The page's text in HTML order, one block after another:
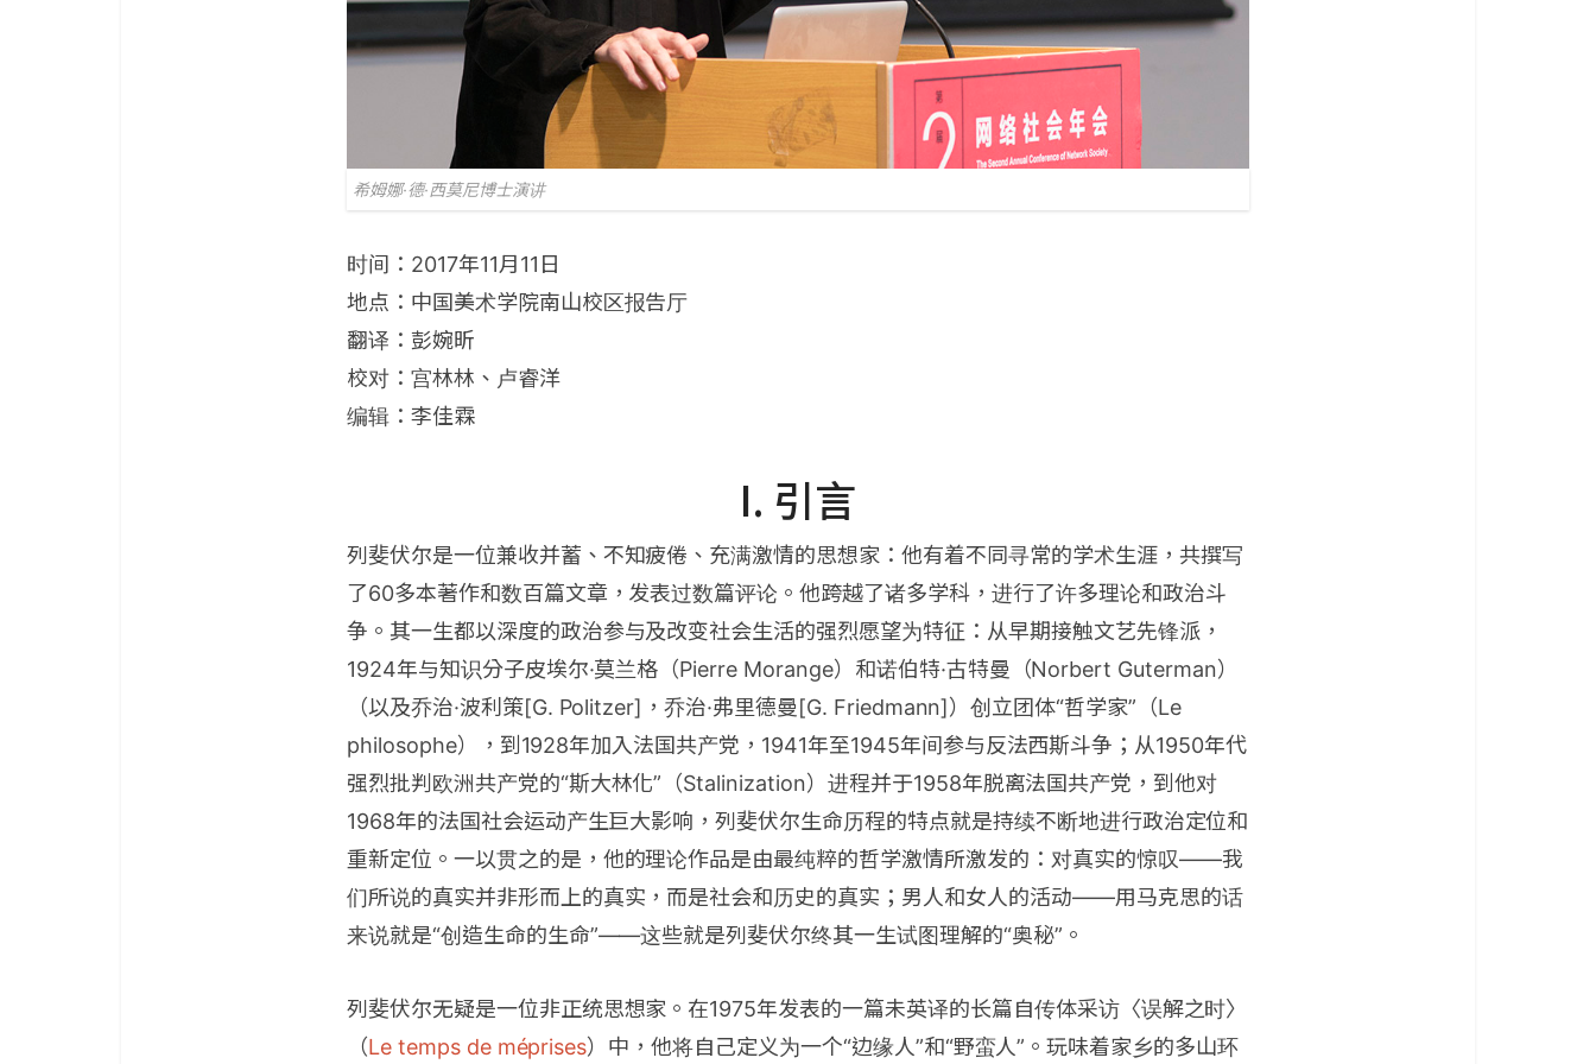
希姆娜·德·西莫尼博士演讲
时间：2017年11月11日
地点：中国美术学院南山校区报告厅
翻译：彭婉昕
校对：宫林林、卢睿洋
编辑：李佳霖
I. 引言
列斐伏尔是一位兼收并蓄、不知疲倦、充满激情的思想家：他有着不同寻常的学术生涯，共撰写
了60多本著作和数百篇文章，发表过数篇评论。他跨越了诸多学科，进行了许多理论和政治斗
争。其一生都以深度的政治参与及改变社会生活的强烈愿望为特征：从早期接触文艺先锋派，
1924年与知识分子皮埃尔·莫兰格（Pierre Morange）和诺伯特·古特曼（Norbert Guterman）
（以及乔治·波利策[G. Politzer]，乔治·弗里德曼[G. Friedmann]）创立团体“哲学家”（Le
philosophe），到1928年加入法国共产党，1941年至1945年间参与反法西斯斗争；从1950年代
强烈批判欧洲共产党的“斯大林化”（Stalinization）进程并于1958年脱离法国共产党，到他对
1968年的法国社会运动产生巨大影响，列斐伏尔生命历程的特点就是持续不断地进行政治定位和
重新定位。一以贯之的是，他的理论作品是由最纯粹的哲学激情所激发的：对真实的惊叹——我
们所说的真实并非形而上的真实，而是社会和历史的真实；男人和女人的活动——用马克思的话
来说就是“创造生命的生命”——这些就是列斐伏尔终其一生试图理解的“奥秘”。
列斐伏尔无疑是一位非正统思想家。在1975年发表的一篇未英译的长篇自传体采访〈误解之时〉
（Le temps de méprises）中，他将自己定义为一个“边缘人”和“野蛮人”。玩味着家乡的多山环